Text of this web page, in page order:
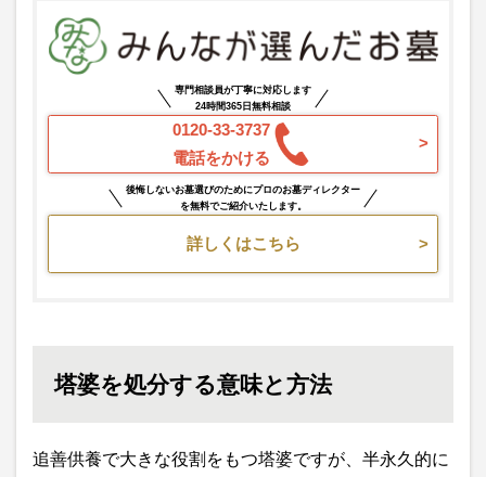
専門相談員が丁寧に対応します
24時間365日無料相談
0120-33-3737
電話をかける
後悔しないお墓選びのためにプロのお墓ディレクター
を無料でご紹介いたします。
詳しくはこちら
塔婆を処分する意味と方法
追善供養で大きな役割をもつ塔婆ですが、半永久的に